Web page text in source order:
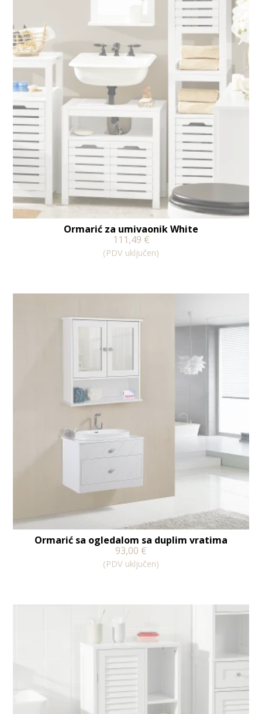
Ormarić za umivaonik White
111,49 €
(PDV uključen)
Ormarić sa ogledalom sa duplim vratima
93,00 €
(PDV uključen)